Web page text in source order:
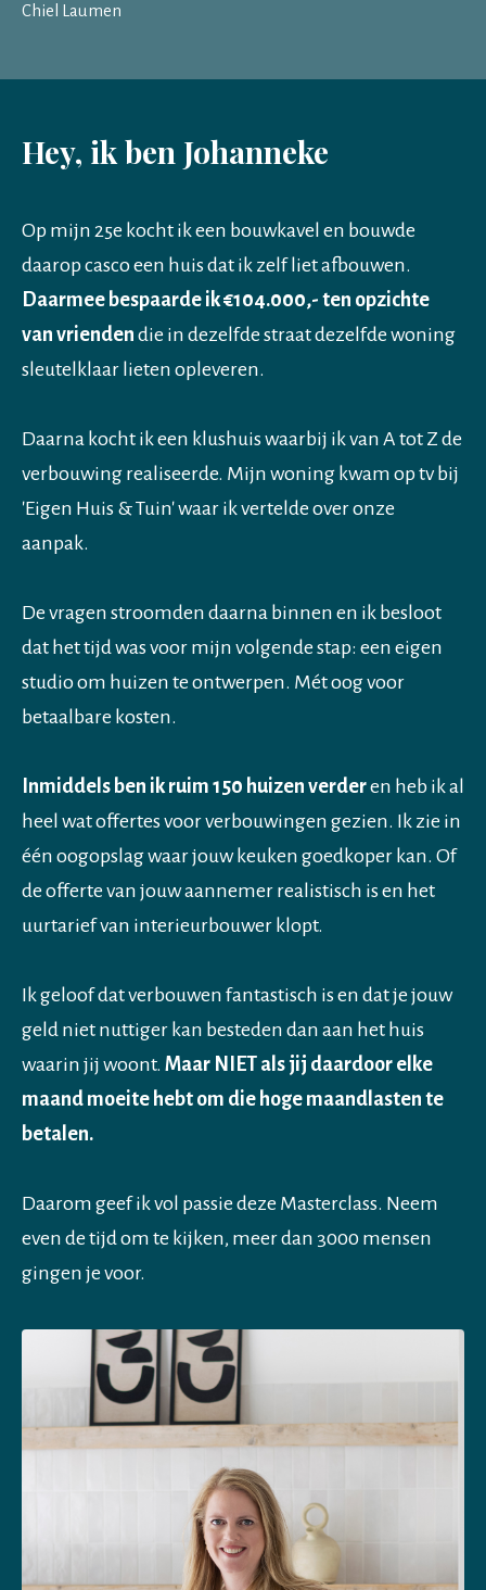
Chiel Laumen
Hey, ik ben Johanneke
Op mijn 25e kocht ik een bouwkavel en bouwde
daarop casco een huis dat ik zelf liet afbouwen.
Daarmee bespaarde ik €104.000,- ten opzichte
van vrienden die in dezelfde straat dezelfde woning
sleutelklaar lieten opleveren.
Daarna kocht ik een klushuis waarbij ik van A tot Z de
verbouwing realiseerde. Mijn woning kwam op tv bij
'Eigen Huis & Tuin' waar ik vertelde over onze
aanpak.
De vragen stroomden daarna binnen en ik besloot
dat het tijd was voor mijn volgende stap: een eigen
studio om huizen te ontwerpen. Mét oog voor
betaalbare kosten.
Inmiddels ben ik ruim 150 huizen verderen heb ik al
heel wat offertes voor verbouwingen gezien. Ik zie in
één oogopslag waar jouw keuken goedkoper kan. Of
de offerte van jouw aannemer realistisch is en het
uurtarief van interieurbouwer klopt.
Ik geloof dat verbouwen fantastisch is en dat je jouw
geld niet nuttiger kan besteden dan aan het huis
waarin jij woont. Maar NIET als jij daardoor elke
maand moeite hebt om die hoge maandlasten te
betalen.
Daarom geef ik vol passie deze Masterclass. Neem
even de tijd om te kijken, meer dan 3000 mensen
gingen je voor.